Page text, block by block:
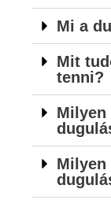
Mi a
Mit
tenni?
Milyen
Milyen